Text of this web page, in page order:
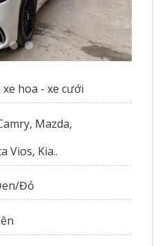
hoa - xe cưới
Mazda,
Vios, Kia..
Đỏ